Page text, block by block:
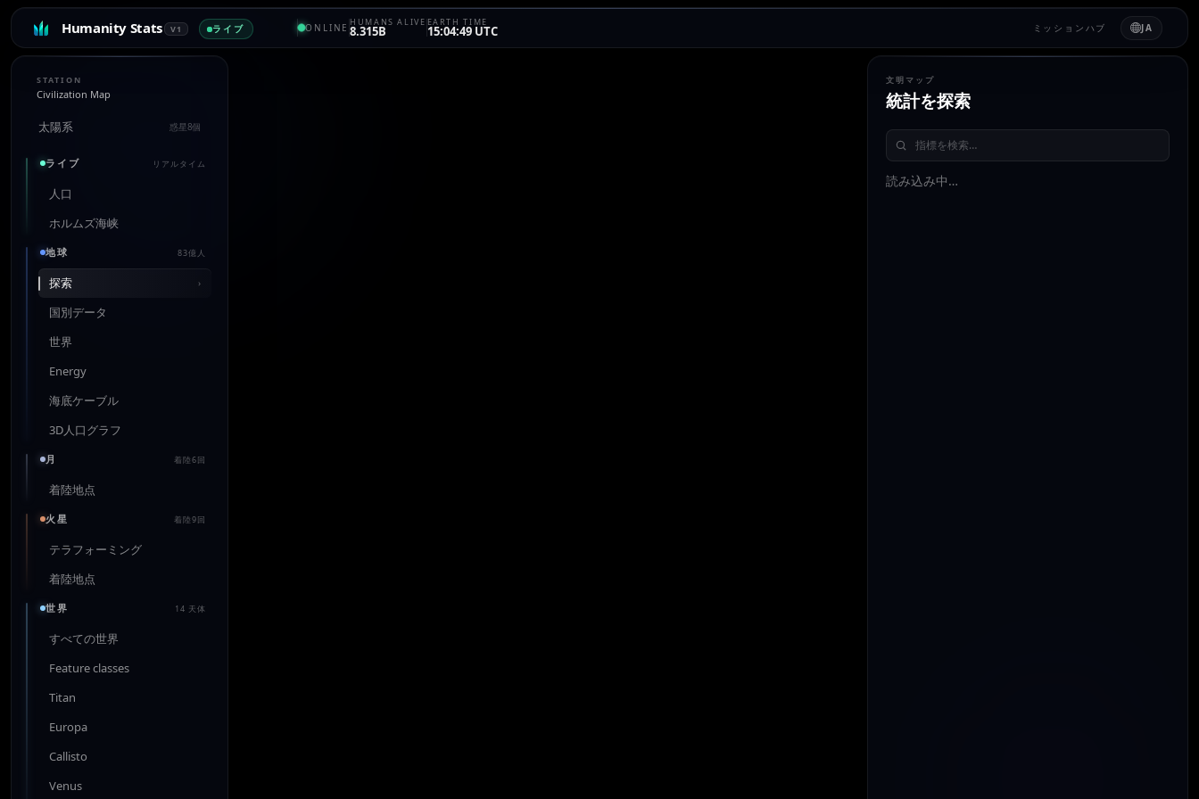
Humanity Stats V1 ライブ ONLINE HUMANS ALIVE
8.315B
EARTH TIME
15:04:49 UTC ミッションハブ JA
STATION
Civilization Map
太陽系 惑星8個
ライブ リアルタイム
人口
ホルムズ海峡
地球 83億人
探索 ›
国別データ
世界
Energy
海底ケーブル
3D人口グラフ
月 着陸6回
着陸地点
火星 着陸9回
テラフォーミング
着陸地点
世界 14 天体
すべての世界
Feature classes
Titan
Europa
Callisto
Venus
文明マップ
統計を探索
読み込み中…